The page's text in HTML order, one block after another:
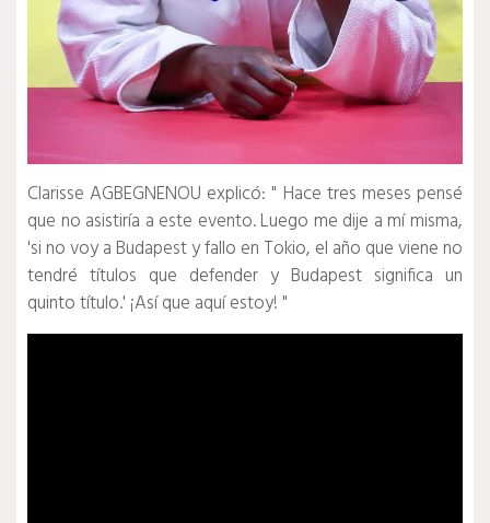
Clarisse AGBEGNENOU explicó: " Hace tres meses pensé
que no asistiría a este evento. Luego me dije a mí misma,
'si no voy a Budapest y fallo en Tokio, el año que viene no
tendré títulos que defender y Budapest significa un
quinto título.' ¡Así que aquí estoy! "